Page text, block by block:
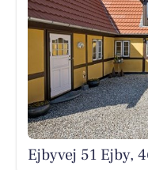
Ejbyvej 51 Ejby,